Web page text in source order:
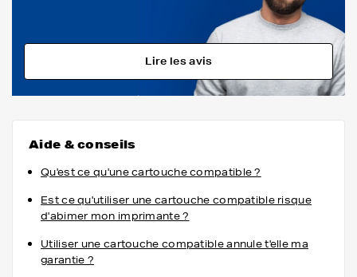
Lire les avis
Aide & conseils
Qu'est ce qu'une cartouche compatible ?
Est ce qu'utiliser une cartouche compatible risque
d'abimer mon imprimante ?
Utiliser une cartouche compatible annule t'elle ma
garantie ?